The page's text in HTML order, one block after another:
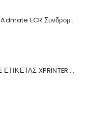
Cloud Ταμειακή Μηχανή Admate ECR Συνδρομή 12 μηνών
ΘΕΡΜΙΚΟΣ ΕΚΤΥΠΩΤΗΣ ΕΤΙΚΕΤΑΣ XPRINTER XP-420B